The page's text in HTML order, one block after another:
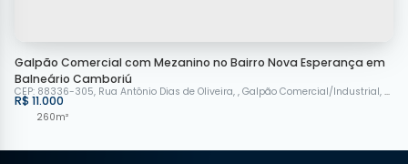
Galpão Comercial com Mezanino no Bairro Nova Esperança em
Balneário Camboriú
R$ 11.000
CEP: 88336-305, Rua Antônio Dias de Oliveira , Galpão Comercial/Industrial,
260m²